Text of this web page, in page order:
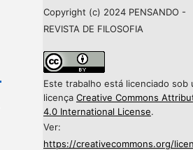
Copyright (c) 2024 PENSANDO -
REVISTA DE FILOSOFIA
Este trabalho está licenciado sob
licença Creative Commons
4.0 International License.
Ver:
https://creativecommons.org/